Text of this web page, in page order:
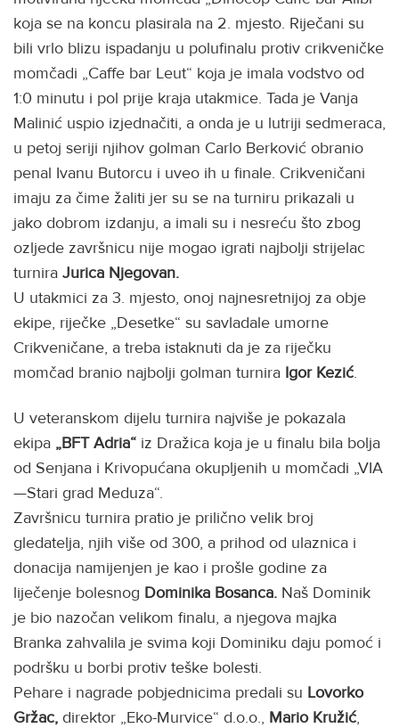
koja se na koncu plasirala na 2. mjesto. Riječani su
bili vrlo blizu ispadanju u polufinalu protiv crikveničke
momčadi „Caffe bar Leut“ koja je imala vodstvo od
1:0 minutu i pol prije kraja utakmice. Tada je Vanja
Malinić uspio izjednačiti, a onda je u lutriji sedmeraca,
u petoj seriji njihov golman Carlo Berković obranio
penal Ivanu Butorcu i uveo ih u finale. Crikveničani
imaju za čime žaliti jer su se na turniru prikazali u
jako dobrom izdanju, a imali su i nesreću što zbog
ozljede završnicu nije mogao igrati najbolji strijelac
turnira Jurica Njegovan.
U utakmici za 3. mjesto, onoj najnesretnijoj za obje
ekipe, riječke „Desetke“ su savladale umorne
Crikveničane, a treba istaknuti da je za riječku
momčad branio najbolji golman turnira Igor Kezić.
U veteranskom dijelu turnira najviše je pokazala
ekipa „BFT Adria“ iz Dražica koja je u finalu bila bolja
od Senjana i Krivopućana okupljenih u momčadi „VIA
—Stari grad Meduza“.
Završnicu turnira pratio je prilično velik broj
gledatelja, njih više od 300, a prihod od ulaznica i
donacija namijenjen je kao i prošle godine za
liječenje bolesnog Dominika Bosanca. Naš Dominik
je bio nazočan velikom finalu, a njegova majka
Branka zahvalila je svima koji Dominiku daju pomoć i
podršku u borbi protiv teške bolesti.
Pehare i nagrade pobjednicima predali su Lovorko
Gržac, direktor „Eko-Murvice“ d.o.o., Mario Kružić,